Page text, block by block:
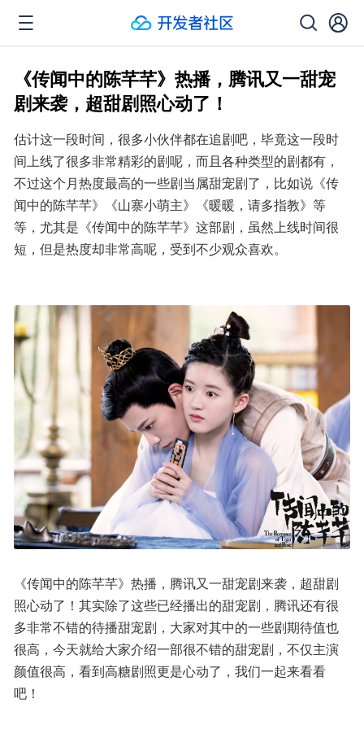
《传闻中的陈芊芊》热播，腾讯又一甜宠
剧来袭，超甜剧照心动了！
估计这一段时间，很多小伙伴都在追剧吧，毕竟这一段时
间上线了很多非常精彩的剧呢，而且各种类型的剧都有，
不过这个月热度最高的一些剧当属甜宠剧了，比如说《传
闻中的陈芊芊》《山寨小萌主》《暖暖，请多指教》等
等，尤其是《传闻中的陈芊芊》这部剧，虽然上线时间很
短，但是热度却非常高呢，受到不少观众喜欢。
《传闻中的陈芊芊》热播，腾讯又一甜宠剧来袭，超甜剧
照心动了！其实除了这些已经播出的甜宠剧，腾讯还有很
多非常不错的待播甜宠剧，大家对其中的一些剧期待值也
很高，今天就给大家介绍一部很不错的甜宠剧，不仅主演
颜值很高，看到高糖剧照更是心动了，我们一起来看看
吧！